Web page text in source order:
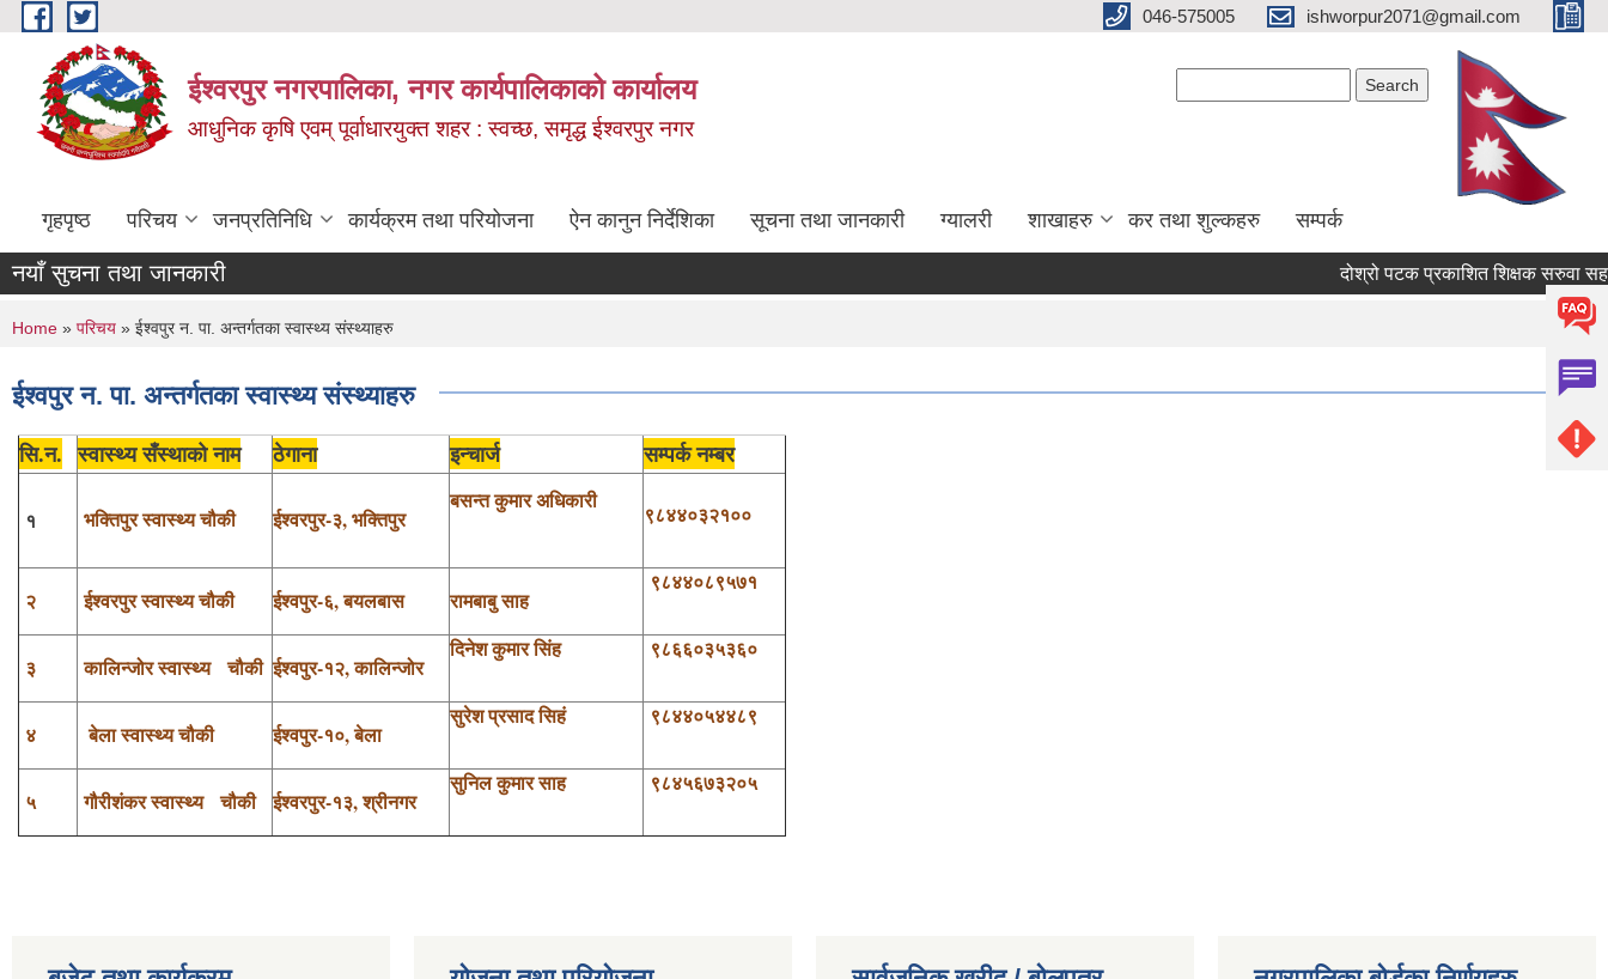
Skip to main content 046-575005 ishworpur2071@gmail.com
ईश्वरपुर नगरपालिका, नगर कार्यपालिकाको कार्यालय
आधुनिक कृषि एवम् पूर्वाधारयुक्त शहर : स्वच्छ, समृद्ध ईश्वरपुर नगर
गृहपृष्ठ परिचय जनप्रतिनिधि कार्यक्रम तथा परियोजना ऐन कानुन निर्देशिका सूचना तथा जानकारी ग्यालरी शाखाहरु कर तथा शुल्कहरु सम्पर्क
नयाँ सुचना तथा जानकारी दोश्रो पटक प्रकाशित शिक्षक सरुवा
You are here
Home » परिचय » ईश्वपुर न. पा. अन्तर्गतका स्वास्थ्य संस्थ्याहरु
ईश्वपुर न. पा. अन्तर्गतका स्वास्थ्य संस्थ्याहरु
सि.न. स्वास्थ्य सँस्थाको नाम ठेगाना इन्चार्ज सम्पर्क नम्बर
१ भक्तिपुर स्वास्थ्य चौकी ईश्वरपुर-३, भक्तिपुर
बसन्त कुमार अधिकारी
९८४४०३२१००
२ ईश्वरपुर स्वास्थ्य चौकी ईश्वपुर-६, बयलबास रामबाबु साह
९८४४०८९५७१
३ कालिन्जोर स्वास्थ्य चौकी ईश्वपुर-१२, कालिन्जोर
दिनेश कुमार सिंह ९८६६०३५३६०
४ बेला स्वास्थ्य चौकी ईश्वपुर-१०, बेला
सुरेश प्रसाद सिहं ९८४४०५४४८९
५ गौरीशंकर स्वास्थ्य चौकी ईश्वरपुर-१३, श्रीनगर
सुनिल कुमार साह ९८४५६७३२०५